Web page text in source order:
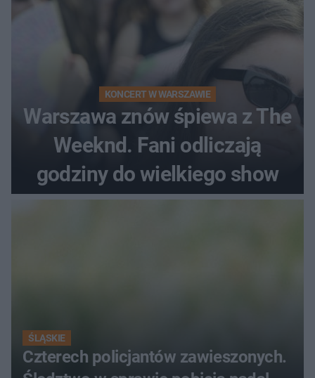
KONCERT W WARSZAWIE
Warszawa znów śpiewa z The
Weeknd. Fani odliczają
godziny do wielkiego show
ŚLĄSKIE
Czterech policjantów zawieszonych.